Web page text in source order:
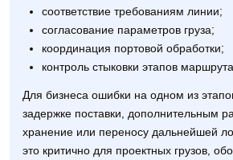
соответствие требованиям линии;
согласование параметров груза;
координация портовой обработки;
контроль стыковки этапов
Для бизнеса ошибки на одном из
задержке поставки, дополнительным
хранение или переносу дальнейшей
это критично для проектных грузов,